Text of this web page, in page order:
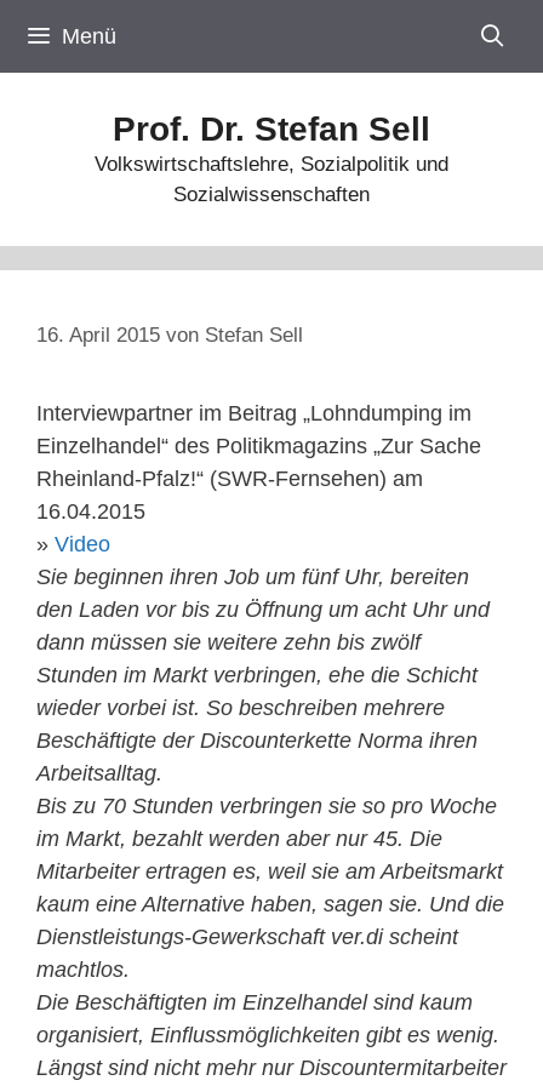
Inhalt
springen
Menü
Prof. Dr. Stefan Sell
Volkswirtschaftslehre, Sozialpolitik und
Sozialwissenschaften
16. April 2015 von Stefan Sell
Interviewpartner im Beitrag „Lohndumping im
Einzelhandel“ des Politikmagazins „Zur Sache
Rheinland-Pfalz!“ (SWR-Fernsehen) am
16.04.2015
» Video
Sie beginnen ihren Job um fünf Uhr, bereiten
den Laden vor bis zu Öffnung um acht Uhr und
dann müssen sie weitere zehn bis zwölf
Stunden im Markt verbringen, ehe die Schicht
wieder vorbei ist. So beschreiben mehrere
Beschäftigte der Discounterkette Norma ihren
Arbeitsalltag.
Bis zu 70 Stunden verbringen sie so pro Woche
im Markt, bezahlt werden aber nur 45. Die
Mitarbeiter ertragen es, weil sie am Arbeitsmarkt
kaum eine Alternative haben, sagen sie. Und die
Dienstleistungs-Gewerkschaft ver.di scheint
machtlos.
Die Beschäftigten im Einzelhandel sind kaum
organisiert, Einflussmöglichkeiten gibt es wenig.
Längst sind nicht mehr nur Discountermitarbeiter